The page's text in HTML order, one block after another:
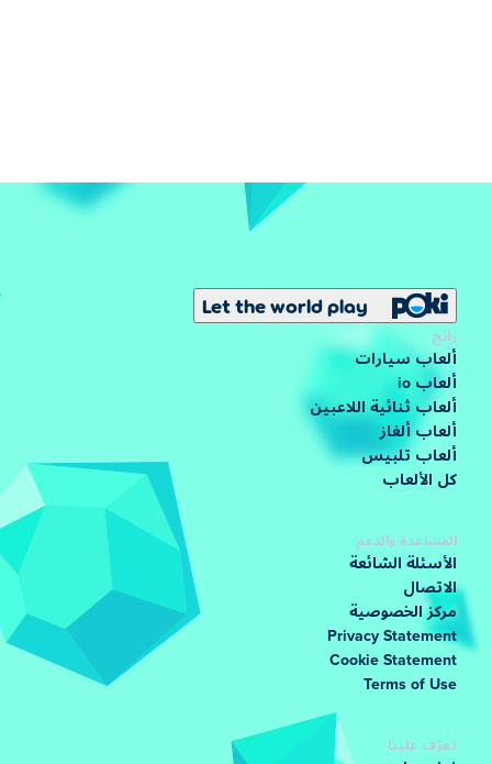
Let the world play
رائج
ألعاب سيارات
ألعاب io
ألعاب ثنائية اللاعبين
ألعاب ألغاز
ألعاب تلبيس
كل الألعاب
المساعدة والدعم
الأسئلة الشائعة
الاتصال
مركز الخصوصية
Privacy Statement
Cookie Statement
Terms of Use
تعرّف علينا